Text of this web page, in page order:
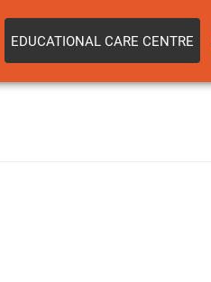
EDUCATIONAL CARE CENTRE